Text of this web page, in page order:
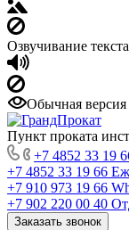
Озвучивание текста
Обычная версия
Пункт проката
+7 4852 33 19
+7 4852 33 19 66
+7 910 973 19 66
+7 902 220 00 40
Заказать звонок